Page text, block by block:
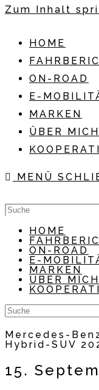
Zum Inhalt
HOME
ON-ROAD
E-
MARKEN
ÜBER MICH
MENÜ
HOME
ON-ROAD
E-
MARKEN
ÜBER MICH
Mercedes-
Hybrid-SUV
15.